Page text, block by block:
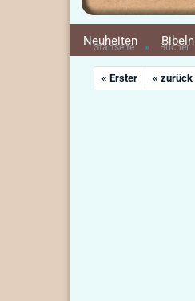
Neuheiten Bibeln
Startseite » Bücher
« Erster « zurück